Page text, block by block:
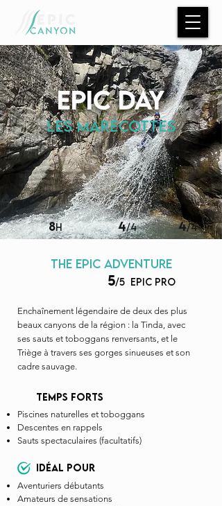
epic day
Les Marécottes
8H4/44/4
the epic adventure
5/5 epic pro
Enchaînement légendaire de deux des plus
beaux canyons de la région : la Tinda, avec
ses sauts et toboggans renversants, et le
Triège à travers ses gorges sinueuses et son
cadre sauvage.
temps forts
Piscines naturelles et toboggans
Descentes en rappels
Sauts spectaculaires (facultatifs)
idéal pour
Aventuriers débutants
Amateurs de sensations